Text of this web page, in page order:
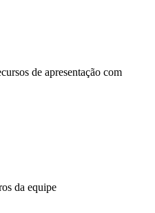
de apresentação com
da equipe